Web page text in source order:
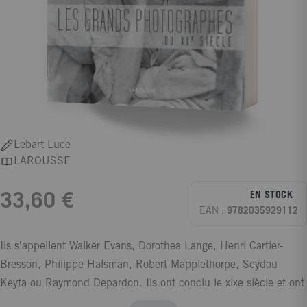
Lebart Luce
LAROUSSE
33,60 €
EN STOCK
EAN : 9782035929112
Ils s'appellent Walker Evans, Dorothea Lange, Henri Cartier-
Bresson, Philippe Halsman, Robert Mapplethorpe, Seydou
Keyta ou Raymond Depardon. Ils ont conclu le xixe siècle et ont